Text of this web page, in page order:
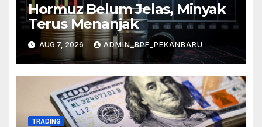
Hormuz Belum Jelas, Minyak
Terus Menanjak
AUG 7, 2026 ADMIN_BPF_PEKANBARU
TRADING